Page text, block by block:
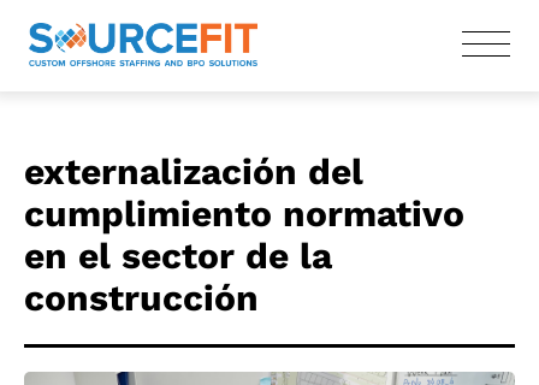
externalización del
cumplimiento normativo
en el sector de la
construcción